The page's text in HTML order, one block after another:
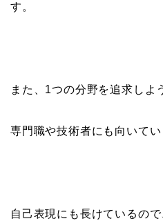
す。
また、1つの分野を追求しよ
専門職や技術者にも向いてい
自己表現にも長けているので